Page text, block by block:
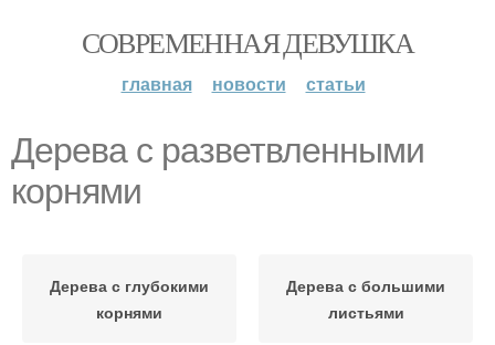
СОВРЕМЕННАЯ ДЕВУШКА
главная новости статьи
Дерева с разветвленными
корнями
Дерева с глубокими
корнями
Дерева с большими
листьями